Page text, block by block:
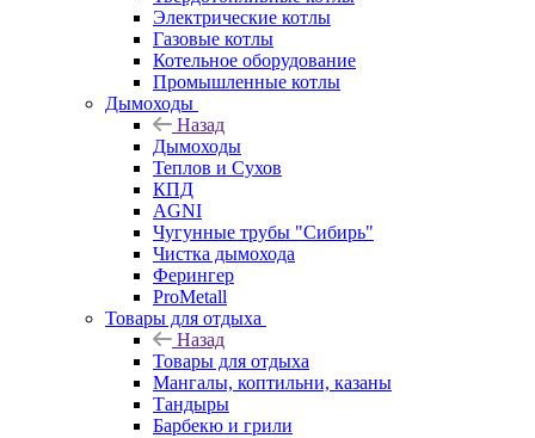
Электрические котлы
Газовые котлы
Котельное оборудование
Промышленные котлы
Дымоходы
Назад
Дымоходы
Теплов и Сухов
КПД
AGNI
Чугунные трубы "Сибирь"
Чистка дымохода
Ферингер
ProMetall
Товары для отдыха
Назад
Товары для отдыха
Мангалы, коптильни, казаны
Тандыры
Барбекю и грили